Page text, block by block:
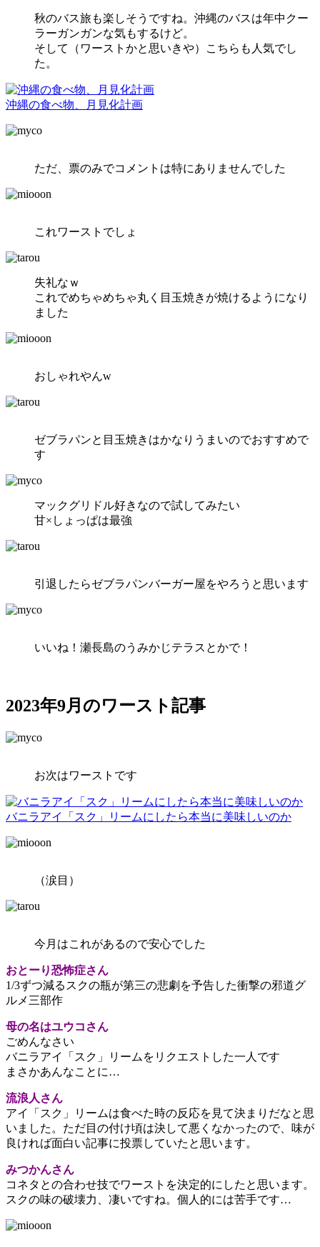
秋のバス旅も楽しそうですね。沖縄のバスは年中クー
ラーガンガンな気もするけど。
そして（ワーストかと思いきや）こちらも人気でし
た。
沖縄の食べ物、月見化計画
ただ、票のみでコメントは特にありませんでした
これワーストでしょ
失礼なｗ
これでめちゃめちゃ丸く目玉焼きが焼けるようになり
ました
おしゃれやんw
ゼブラパンと目玉焼きはかなりうまいのでおすすめで
す
マックグリドル好きなので試してみたい
甘×しょっぱは最強
引退したらゼブラパンバーガー屋をやろうと思います
いいね！瀬長島のうみかじテラスとかで！
2023年9月のワースト記事
お次はワーストです
バニラアイ「スク」リームにしたら本当に美味しいのか
（涙目）
今月はこれがあるので安心でした
おとーり恐怖症さん
1/3ずつ減るスクの瓶が第三の悲劇を予告した衝撃の邪道グ
ルメ三部作
母の名はユウコさん
ごめんなさい
バニラアイ「スク」リームをリクエストした一人です
まさかあんなことに…
流浪人さん
アイ「スク」リームは食べた時の反応を見て決まりだなと思
いました。ただ目の付け頃は決して悪くなかったので、味が
良ければ面白い記事に投票していたと思います。
みつかんさん
コネタとの合わせ技でワーストを決定的にしたと思います。
スクの味の破壊力、凄いですね。個人的には苦手です…